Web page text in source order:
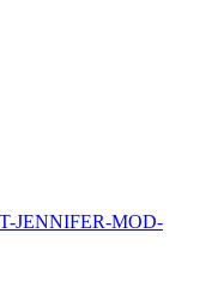
JENNIFER-MOD-